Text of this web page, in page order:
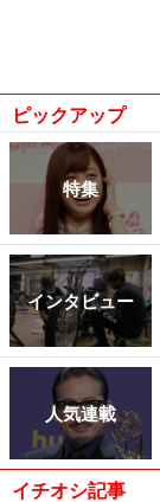
ピックアップ
特集
インタビュー
人気連載
イチオシ記事